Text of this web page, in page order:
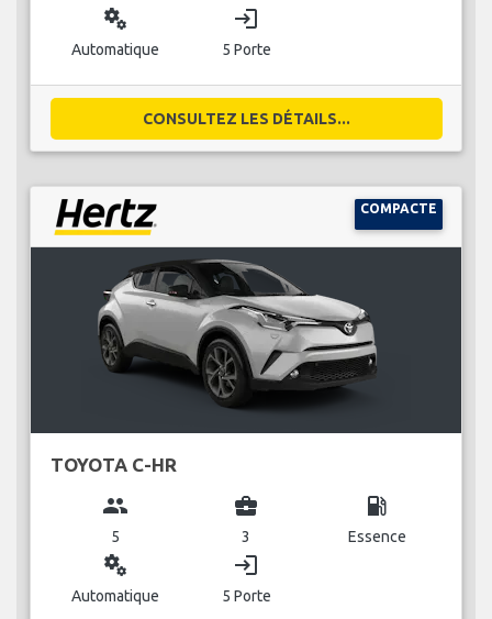
miscellaneous_services
Automatique
login
5 Porte
CONSULTEZ LES DÉTAILS...
COMPACTE
TOYOTA C-HR
group
5
business_center
3
local_gas_station
Essence
miscellaneous_services
Automatique
login
5 Porte